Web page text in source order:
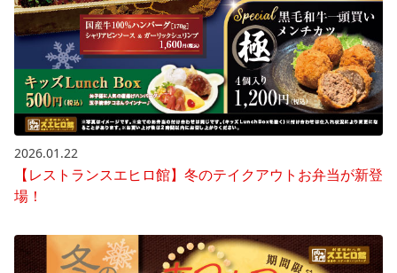
2026.01.22
【レストランスエヒロ館】冬のテイクアウトお弁当が新登
場！